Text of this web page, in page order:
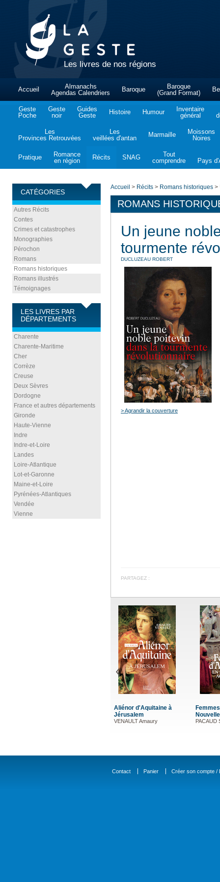
Les livres de nos régions
Accueil
Almanachs
Agendas Calendriers
Baroque
Baroque
(Grand Format)
Geste
Poche
Geste
noir
Guides
Geste
Histoire Humour
Inventaire
général
Les
Provinces Retrouvées
Les
veillées d'antan
Marmaille
Moissons
Noires
Pratique
Romance
en région
Récits SNAG
Tout
comprendre
Pays
CATÉGORIES
Autres Récits
Contes
Crimes et catastrophes
Monographies
Pérochon
Romans
Romans historiques
Romans illustrés
Témoignages
LES LIVRES PAR
DÉPARTEMENTS
Charente
Charente-Maritime
Cher
Corrèze
Creuse
Deux Sèvres
Dordogne
France et autres départements
Gironde
Haute-Vienne
Indre
Indre-et-Loire
Landes
Loire-Atlantique
Lot-et-Garonne
Maine-et-Loire
Pyrénées-Atlantiques
Vendée
Vienne
Accueil > Récits > Romans historiques >
ROMANS
Un jeune
tourmente
DUCLUZEAU ROBERT
> Agrandir la couverture
PARTAGEZ :
Aliénor d'Aquitaine à
Jérusalem
VENAULT Amaury PACAUD
Contact Panier Créer son compte /